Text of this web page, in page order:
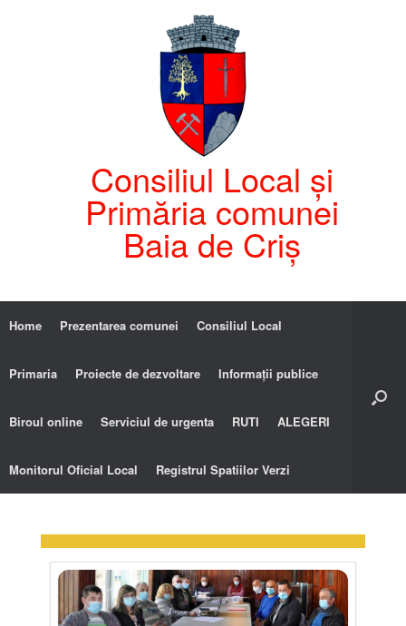
Consiliul Local și
Primăria comunei
Baia de Criș
Home Prezentarea comunei Consiliul Local
Primaria Proiecte de dezvoltare Informații publice
Biroul online Serviciul de urgenta RUTI ALEGERI
Monitorul Oficial Local Registrul Spatiilor Verzi